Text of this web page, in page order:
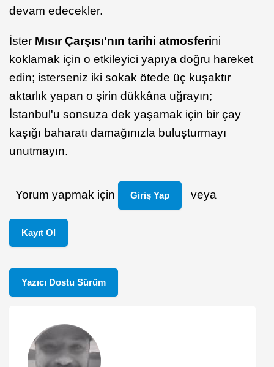
devam edecekler.
İster Mısır Çarşısı'nın tarihi atmosferini
koklamak için o etkileyici yapıya doğru hareket
edin; isterseniz iki sokak ötede üç kuşaktır
aktarlık yapan o şirin dükkâna uğrayın;
İstanbul'u sonsuza dek yaşamak için bir çay
kaşığı baharatı damağınızla buluşturmayı
unutmayın.
Yorum yapmak için Giriş Yap veya
Kayıt Ol
Yazıcı Dostu Sürüm